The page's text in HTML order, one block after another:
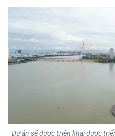
Media Môi trường
Ảnh
Infographic
TIN ĐỊA PHƯƠNG
Trung du và miền núi
Dự án sẽ được triển khai được